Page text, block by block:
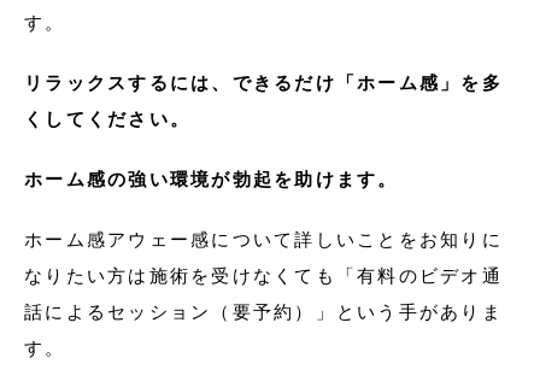
す。
リラックスするには、できるだけ「ホーム感」を多
くしてください。
ホーム感の強い環境が勃起を助けます。
ホーム感アウェー感について詳しいことをお知りに
なりたい方は施術を受けなくても「有料のビデオ通
話によるセッション（要予約）」という手がありま
す。